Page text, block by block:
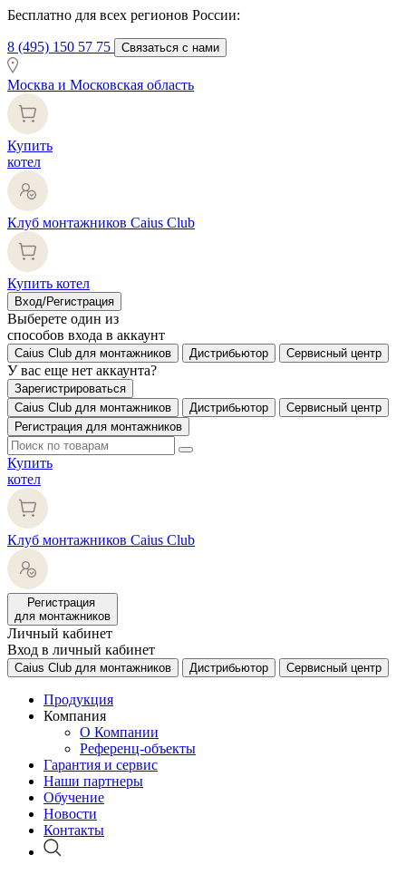
Бесплатно для всех регионов России:
8 (495) 150 57 75 Связаться с нами
Москва и Московская область
Купить
котел
Клуб монтажников Caius Club
Купить котел
Вход/Регистрация
Выберете один из
способов входа в аккаунт
Caius Club для монтажников Дистрибьютор Сервисный центр
У вас еще нет аккаунта?
Зарегистрироваться
Caius Club для монтажников
Дистрибьютор
Сервисный центр
Регистрация для монтажников
Купить
котел
Клуб монтажников Caius Club
Регистрация
для монтажников
Личный кабинет
Вход в личный кабинет
Caius Club для монтажников Дистрибьютор Сервисный центр
Продукция
Компания
О Компании
Референц-объекты
Гарантия и сервис
Наши партнеры
Обучение
Новости
Контакты